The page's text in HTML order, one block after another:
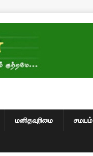
மனிதவுரிமை சமயம்